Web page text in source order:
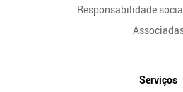
Responsabilidade
Serviços